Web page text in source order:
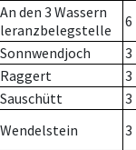
den 3 Wassern
6
Sonnwendjoch 3
Raggert 3
Sauschütt 3
Wendelstein 3